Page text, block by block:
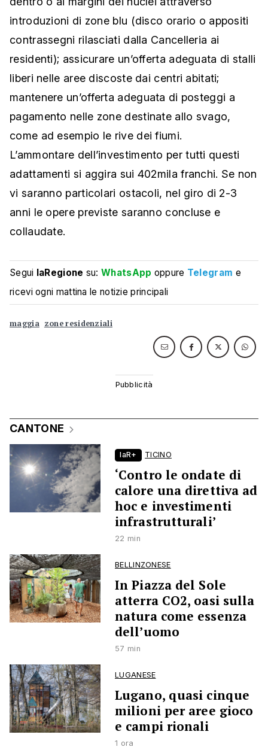
introduzioni di zone blu (disco orario o appositi
contrassegni rilasciati dalla Cancelleria ai
residenti); assicurare un’offerta adeguata di stalli
liberi nelle aree discoste dai centri abitati;
mantenere un’offerta adeguata di posteggi a
pagamento nelle zone destinate allo svago,
come ad esempio le rive dei fiumi.
L’ammontare dell’investimento per tutti questi
adattamenti si aggira sui 402mila franchi. Se non
vi saranno particolari ostacoli, nel giro di 2-3
anni le opere previste saranno concluse e
collaudate.
Segui laRegione su:WhatsApp oppure Telegram e
ricevi ogni mattina le notizie principali
maggia zone residenziali
CANTONE
laR+ TICINO
‘Contro le ondate di
calore una direttiva ad
hoc e investimenti
infrastrutturali’
22 min
BELLINZONESE
In Piazza del Sole
atterra CO2, oasi sulla
natura come essenza
dell’uomo
57 min
LUGANESE
Lugano, quasi cinque
milioni per aree gioco
e campi rionali
1 ora